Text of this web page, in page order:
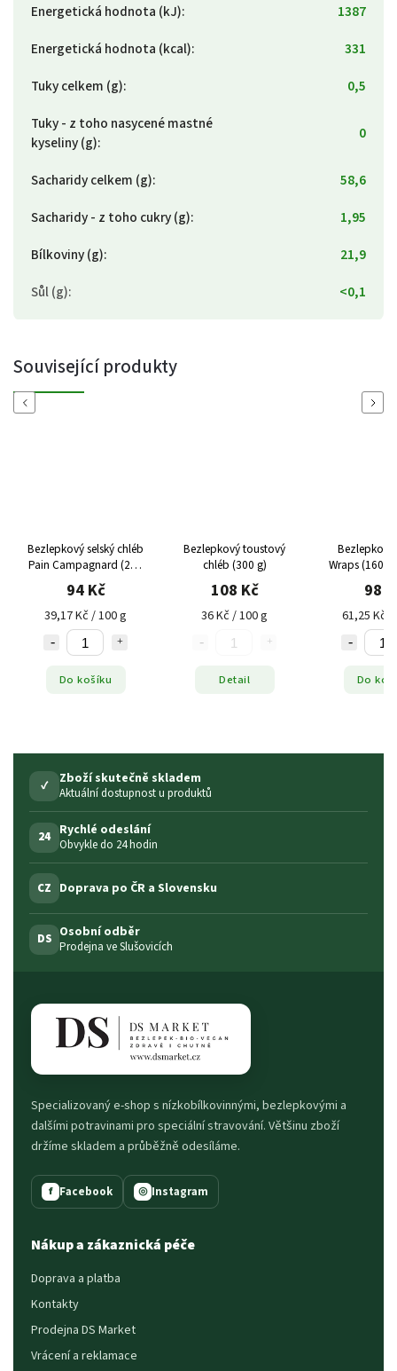
Energetická hodnota (kJ):
1387
Energetická hodnota (kcal):
331
Tuky celkem (g):
0,5
Tuky - z toho nasycené mastné
kyseliny (g): 0
Sacharidy celkem (g):
58,6
Sacharidy - z toho cukry (g):
1,95
Bílkoviny (g):
21,9
Sůl (g): <0,1
Související produkty
Previous
Bezlepkový selský chléb
Pain Campagnard (240
g)
94 Kč
39,17 Kč / 100 g
Do košíku
Bezlepkový toustový
chléb (300 g)
108 Kč
36 Kč / 100 g
Detail
Wraps (160 g
98
61,25 Kč /
Do
Next
✓ Zboží skutečně skladem
Aktuální dostupnost u produktů
24 Rychlé odeslání
Obvykle do 24 hodin
CZ Doprava po ČR a Slovensku
DS Osobní odběr
Prodejna ve Slušovicích
Specializovaný e-shop s nízkobílkovinnými, bezlepkovými a
dalšími potravinami pro speciální stravování. Většinu zboží
držíme skladem a průběžně odesíláme.
f Facebook ◎ Instagram
Nákup a zákaznická péče
Doprava a platba
Kontakty
Prodejna DS Market
Vrácení a reklamace